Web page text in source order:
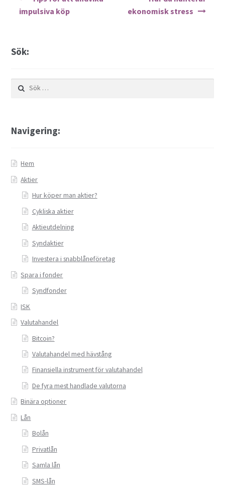
impulsiva köp
ekonomisk stress
Sök:
Sök
efter:
Navigering:
Hem
Aktier
Hur köper man aktier?
Cykliska aktier
Aktieutdelning
Syndaktier
Investera i snabblåneföretag
Spara i fonder
Syndfonder
ISK
Valutahandel
Bitcoin?
Valutahandel med hävstång
Finansiella instrument för valutahandel
De fyra mest handlade valutorna
Binära optioner
Lån
Bolån
Privatlån
Samla lån
SMS-lån